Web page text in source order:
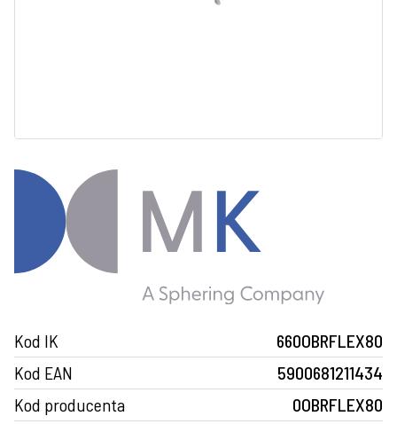
Kod IK
660OBRFLEX80
Kod EAN
5900681211434
Kod producenta
0OBRFLEX80